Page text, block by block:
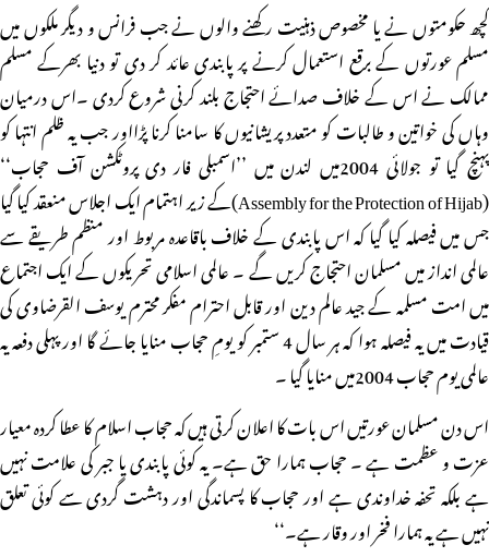
کچھ حکومتوں نے یا مخصوص ذہنیت رکھنے والوں نے جب فرانس و دیگر ملکوں میں
مسلم عورتوں کے برقع استعمال کرنے پر پابندی عائد کر دی تو دنیا بھرکے مسلم
ممالک نے اس کے خلاف صدائے احتجاج بلند کرنی شروع کردی ۔اس درمیان
وہاں کی خواتین و طالبات کو متعدد پریشانیوں کا سامنا کرنا پڑااور جب یہ ظلم انتہا کو
پہنچ گیا تو جولائی 2004میں لندن میں ’’اسمبلی فار دی پروٹکشن آف حجاب‘‘
(Assembly for the Protection of Hijab)کے زیر اہتمام ایک اجلاس منعقد کیا گیا
جس میں فیصلہ کیا گیا کہ اس پابندی کے خلاف باقاعدہ مربوط اور منظم طریقے سے
عالمی انداز میں مسلمان احتجاج کریں گے ۔ عالمی اسلامی تحریکوں کے ایک اجتماع
میں امت مسلمہ کے جید عالم دین اور قابل احترام مفکر محترم یوسف القرضاوی کی
قیادت میں یہ فیصلہ ہوا کہ ہر سال 4 ستمبر کو یومِ حجاب منایا جائے گا اور پہلی دفعہ یہ
عالمی یوم حجاب 2004میں منایا گیا ۔
اس دن مسلمان عورتیں اس بات کا اعلان کرتی ہیں کہ حجاب اسلام کا عطا کردہ معیار
عزت و عظمت ہے ۔ حجاب ہمارا حق ہے۔ یہ کوئی پابندی یا جبر کی علامت نہیں
ہے بلکہ تحفہ خداوندی ہے اور حجاب کا پسماندگی اور دہشت گردی سے کوئی تعلق
نہیں ہے یہ ہمارا فخر اور وقار ہے۔‘‘